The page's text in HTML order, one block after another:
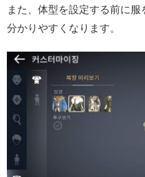
また、体型を設定する前に
分かりやすくなります。